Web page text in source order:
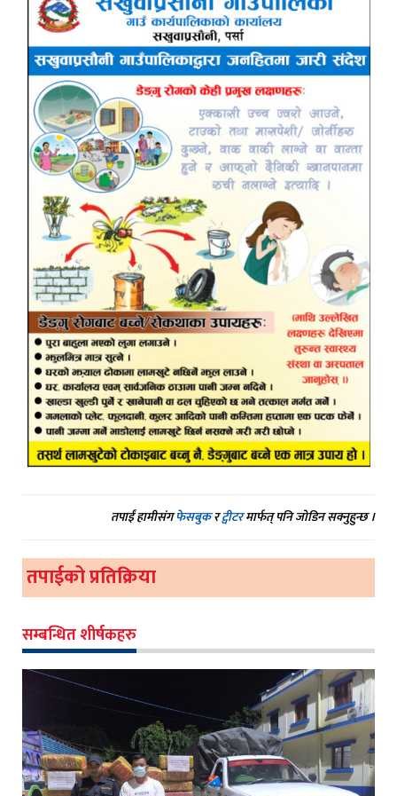
तपाईं हामीसंगफेसबुकरट्वीटरमार्फत् पनि जोडिन सक्नुहुन्छ ।
तपाईको प्रतिक्रिया
सम्बन्धित शीर्षकहरु